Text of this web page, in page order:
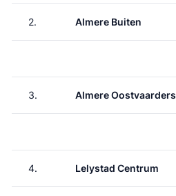
2. Almere Buiten
3. Almere Oostvaarders
4. Lelystad Centrum